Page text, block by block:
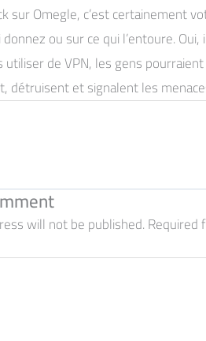
sur Omegle, c’est
ou sur ce qui l’entoure.
utiliser de VPN, les gens
détruisent et signalent les
will not be published.Required